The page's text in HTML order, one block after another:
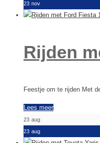
23 nov
Rijden
Feestje om te rijden Met
Lees meer
23 aug
23 aug